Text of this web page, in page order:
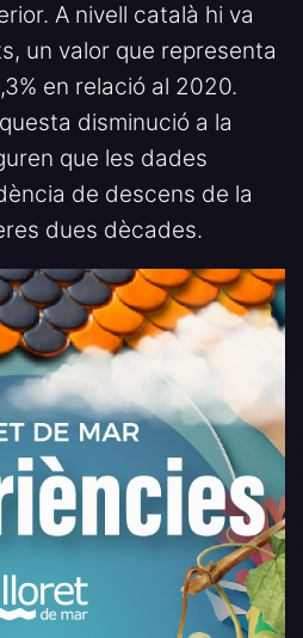
A nivell català hi va
un valor que representa
en relació al 2020.
disminució a la
que les dades
de descens de la
dues dècades.